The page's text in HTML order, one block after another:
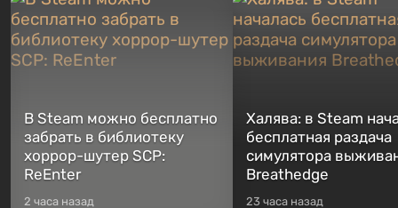
В Steam можно бесплатно
забрать в библиотеку
хоррор-шутер SCP:
ReEnter
2 часа назад
Халява: в Steam
бесплатная раздача
симулятора
Breathedge
23 часа назад